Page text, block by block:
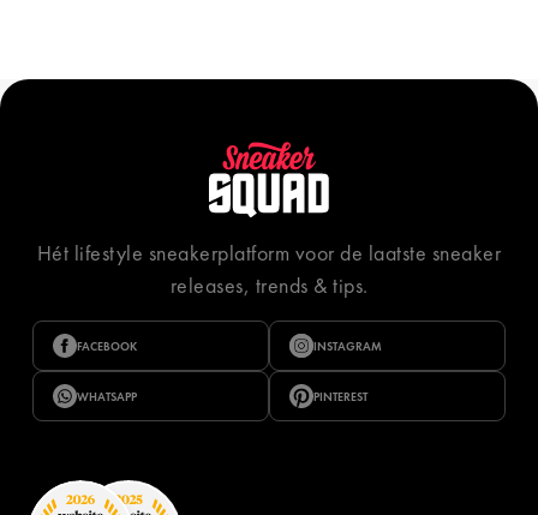
Hét lifestyle sneakerplatform voor de laatste sneaker
releases, trends & tips.
FACEBOOK INSTAGRAM
WHATSAPP PINTEREST